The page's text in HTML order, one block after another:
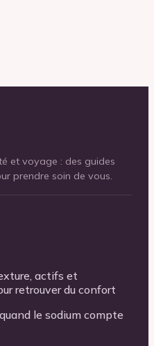
et voyage : des guides
prendre soin de vous.
actifs et
retrouver du confort
le sodium compte